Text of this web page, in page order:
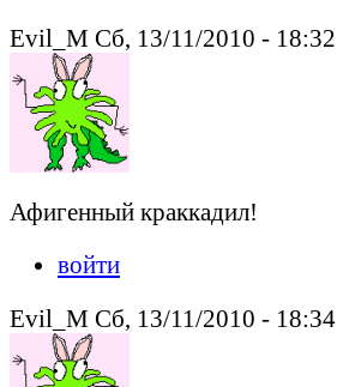
Evil_M Сб, 13/11/2010 - 18:32
Афигенный краккадил!
войти
Evil_M Сб, 13/11/2010 - 18:34